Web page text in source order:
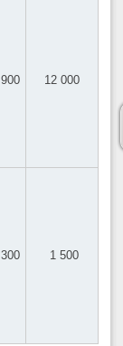
12 000
1 500